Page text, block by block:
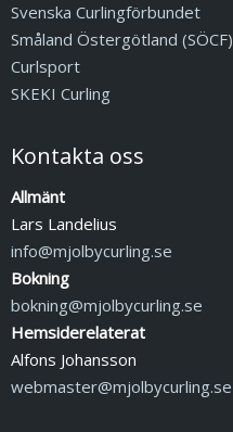
Svenska Curlingförbundet
Småland Östergötland (SÖCF)
Curlsport
SKEKI Curling
Kontakta oss
Allmänt
Lars Landelius
info@mjolbycurling.se
Bokning
bokning@mjolbycurling.se
Hemsiderelaterat
Alfons Johansson
webmaster@mjolbycurling.se